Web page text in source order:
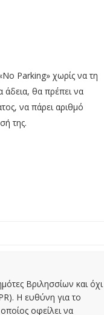
Parking» χωρίς να τη
άδεια, θα πρέπει να
να πάρει αριθμό
της.
Βριλησσίων και όχι
Η ευθύνη για το
οφείλει να